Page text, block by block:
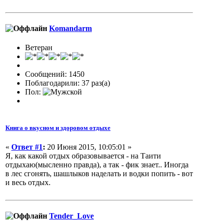
Komandarm
Ветеран
Сообщений: 1450
Поблагодарили: 37 раз(а)
Пол:
Книга о вкусном и здоровом отдыхе
« Ответ #1: 20 Июня 2015, 10:05:01 »
Я, как какой отдых образовывается - на Таити
отдыхаю(мысленно правда), а так - фик знает.. Иногда
в лес сгонять, шашлыков наделать и водки попить - вот
и весь отдых.
Tender_Love